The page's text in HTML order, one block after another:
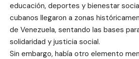
educación, deportes y bienestar
cubanos llegaron a zonas
de Venezuela, sentando las bases
solidaridad y justicia social.
Sin embargo, había otro elemento